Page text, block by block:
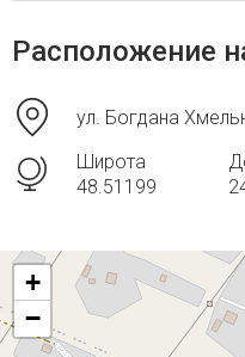
Расположение
ул. Богдана
Широта
48.51199
+
−